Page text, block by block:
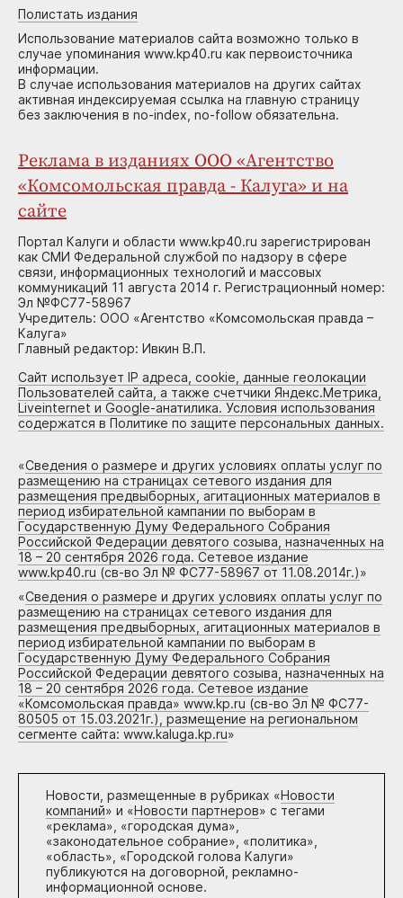
Полистать издания
Использование материалов сайта возможно только в
случае упоминания www.kp40.ru как первоисточника
информации.
В случае использования материалов на других сайтах
активная индексируемая ссылка на главную страницу
без заключения в no-index, no-follow обязательна.
Реклама в изданиях ООО «Агентство
«Комсомольская правда - Калуга» и на
сайте
Портал Калуги и области www.kp40.ru зарегистрирован
как СМИ Федеральной службой по надзору в сфере
связи, информационных технологий и массовых
коммуникаций 11 августа 2014 г. Регистрационный номер:
Эл №ФС77-58967
Учредитель: ООО «Агентство «Комсомольская правда –
Калуга»
Главный редактор: Ивкин В.П.
Сайт использует IP адреса, cookie, данные геолокации
Пользователей сайта, а также счетчики Яндекс.Метрика,
Liveinternet и Google-анатилика. Условия использования
содержатся в Политике по защите персональных данных.
«Сведения о размере и других условиях оплаты услуг по
размещению на страницах сетевого издания для
размещения предвыборных, агитационных материалов в
период избирательной кампании по выборам в
Государственную Думу Федерального Собрания
Российской Федерации девятого созыва, назначенных на
18 – 20 сентября 2026 года. Сетевое издание
www.kp40.ru (св-во Эл № ФС77-58967 от 11.08.2014г.)»
«Сведения о размере и других условиях оплаты услуг по
размещению на страницах сетевого издания для
размещения предвыборных, агитационных материалов в
период избирательной кампании по выборам в
Государственную Думу Федерального Собрания
Российской Федерации девятого созыва, назначенных на
18 – 20 сентября 2026 года. Сетевое издание
«Комсомольская правда» www.kp.ru (св-во Эл № ФС77-
80505 от 15.03.2021г.), размещение на региональном
сегменте сайта: www.kaluga.kp.ru»
Новости, размещенные в рубриках «Новости
компаний» и «Новости партнеров» с тегами
«реклама», «городская дума»,
«законодательное собрание», «политика»,
«область», «Городской голова Калуги»
публикуются на договорной, рекламно-
информационной основе.